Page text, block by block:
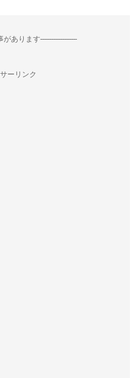
あります--------------------
ーリンク